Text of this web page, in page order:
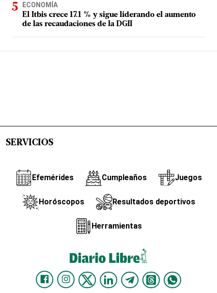
ECONOMÍA
El Itbis crece 17.1 % y sigue liderando el aumento
de las recaudaciones de la DGII
SERVICIOS
Efemérides Cumpleaños Juegos
Horóscopos Resultados deportivos
Herramientas